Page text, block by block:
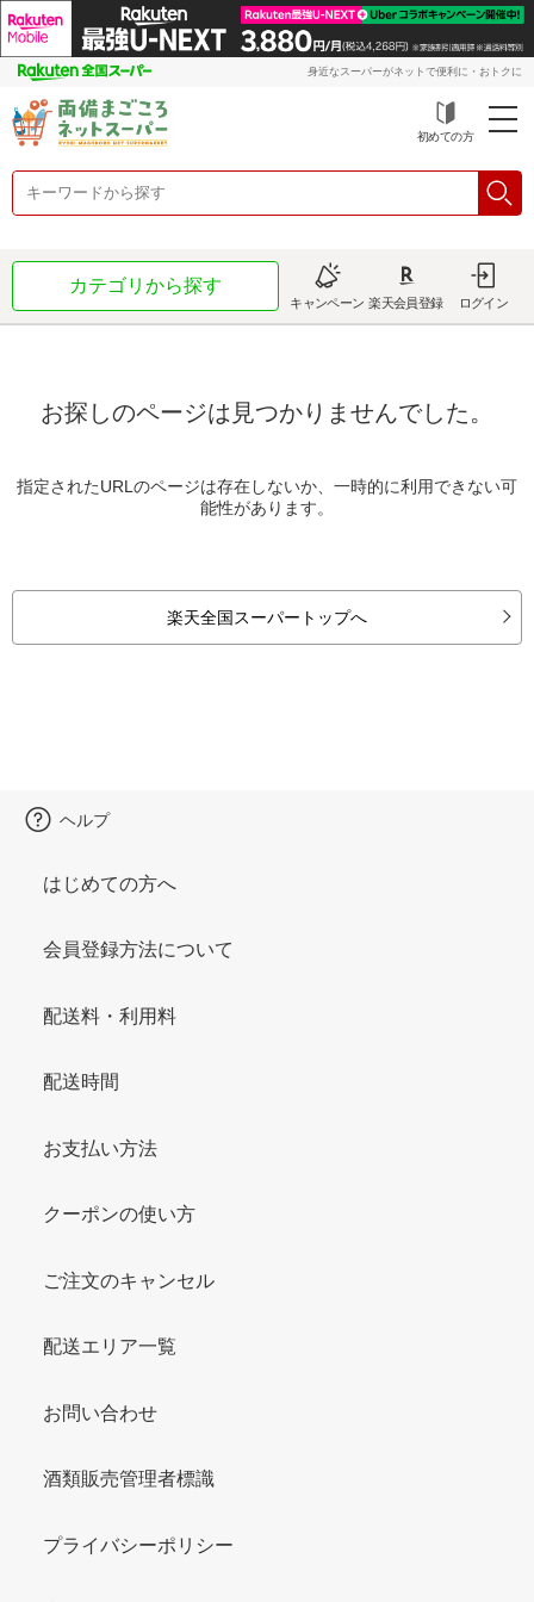
身近なスーパーがネットで便利に・おトクに
初めての方
カテゴリから探す
キャンペーン 楽天会員登録 ログイン
お探しのページは見つかりませんでした。
指定されたURLのページは存在しないか、一時的に利用できない可
能性があります。
楽天全国スーパートップへ
ヘルプ
はじめての方へ
会員登録方法について
配送料・利用料
配送時間
お支払い方法
クーポンの使い方
ご注文のキャンセル
配送エリア一覧
お問い合わせ
酒類販売管理者標識
プライバシーポリシー